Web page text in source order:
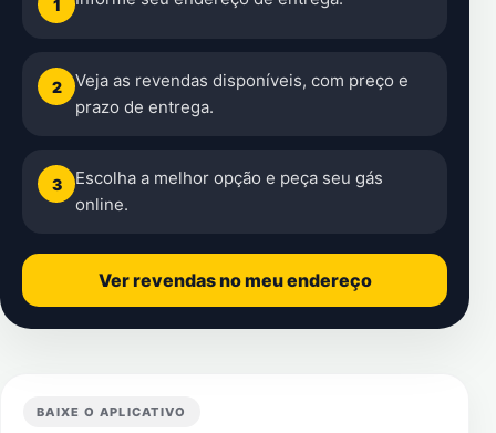
1
2
Veja as revendas disponíveis, com preço e
prazo de entrega.
3
Escolha a melhor opção e peça seu gás
online.
Ver revendas no meu endereço
BAIXE O APLICATIVO